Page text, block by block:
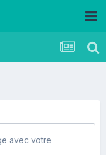
avec votre